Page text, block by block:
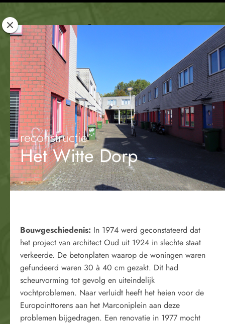
Rotterdam
Woont
reconstructie
Het Witte Dorp
Bouwgeschiedenis: In 1974 werd geconstateerd dat
het project van architect Oud uit 1924 in slechte staat
verkeerde. De betonplaten waarop de woningen waren
gefundeerd waren 30 à 40 cm gezakt. Dit had
scheurvorming tot gevolg en uiteindelijk
vochtproblemen. Naar verluidt heeft het heien voor de
Europointtorens aan het Marconiplein aan deze
problemen bijgedragen. Een renovatie in 1977 mocht